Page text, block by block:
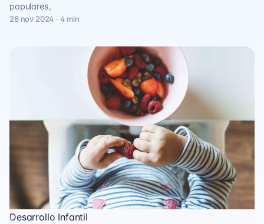
populares,
28 nov 2024 · 4 min
Desarrollo Infantil